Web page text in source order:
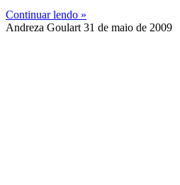
Continuar lendo »
Andreza Goulart 31 de maio de 2009